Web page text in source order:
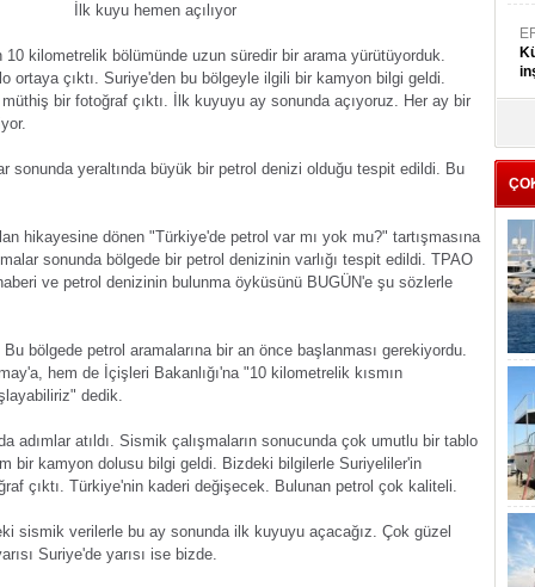
İlk kuyu hemen açılıyor
10 kilometrelik bölümünde uzun süredir bir arama yürütüyorduk.
ortaya çıktı. Suriye'den bu bölgeyle ilgili bir kamyon bilgi geldi.
bir fotoğraf çıktı. İlk kuyuyu ay sonunda açıyoruz. Her ay bir
sonunda yeraltında büyük bir petrol denizi olduğu tespit edildi. Bu
hikayesine dönen "Türkiye'de petrol var mı yok mu?" tartışmasına
sonunda bölgede bir petrol denizinin varlığı tespit edildi. TPAO
ve petrol denizinin bulunma öyküsünü BUGÜN'e şu sözlerle
bölgede petrol aramalarına bir an önce başlanması gerekiyordu.
hem de İçişleri Bakanlığı'na "10 kilometrelik kısmın
dedik.
adımlar atıldı. Sismik çalışmaların sonucunda çok umutlu bir tablo
bir kamyon dolusu bilgi geldi. Bizdeki bilgilerle Suriyeliler'in
çıktı. Türkiye'nin kaderi değişecek. Bulunan petrol çok kaliteli.
sismik verilerle bu ay sonunda ilk kuyuyu açacağız. Çok güzel
Suriye'de yarısı ise bizde.